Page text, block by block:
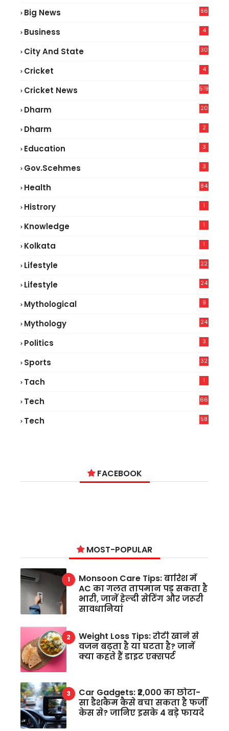
Big News
86
Business 4
City And State 30
Cricket 4
Cricket News 519
Dharm 20
Dharm 2
Education 3
Gov.scehmes 3
Health
84
Histrory 1
Knowledge 1
Kolkata 1
Lifestyle
22
Lifestyle
24
Mythological 9
Mythology 24
Politics 3
Sports 32
Tach 1
Tech
66
Tech
58
FACEBOOK
MOST-POPULAR
Monsoon Care Tips: बारिश में
AC का गलत तापमान पड़ सकता है
भारी, जानें हेल्दी सेटिंग और जरूरी
सावधानियां
Weight Loss Tips: रोटी खाने से
वजन बढ़ता है या घटता है? जानें
क्या कहते हैं डाइट एक्सपर्ट
Car Gadgets: ₹2,000 का छोटा-
सा डैशकैम कैसे बचा सकता है फर्जी
केस से? जानिए इसके 4 बड़े फायदे